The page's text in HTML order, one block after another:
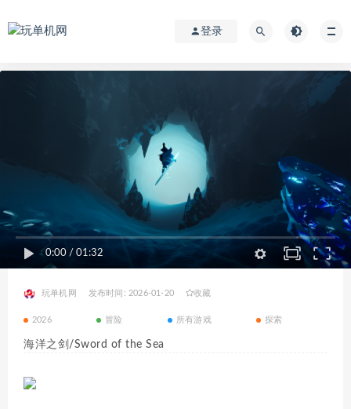
登录
0:00 / 01:32
玩单机网 发布时间: 2026-01-20 收藏
2026 冒险 所有游戏 探索
海洋之剑/Sword of the Sea